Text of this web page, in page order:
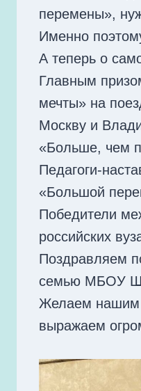
перемены»,
Именно
А теперь о
Главным
мечты» на
Москву и
«Больше, чем
Педагоги-
«Большой
Победители
российских
Поздравляем
семью МБОУ
Желаем нашим
выражаем